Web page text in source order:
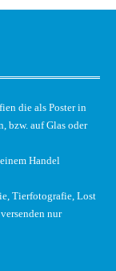
die als Poster in
bzw. auf Glas oder
Handel
Tierfotografie, Lost
nur